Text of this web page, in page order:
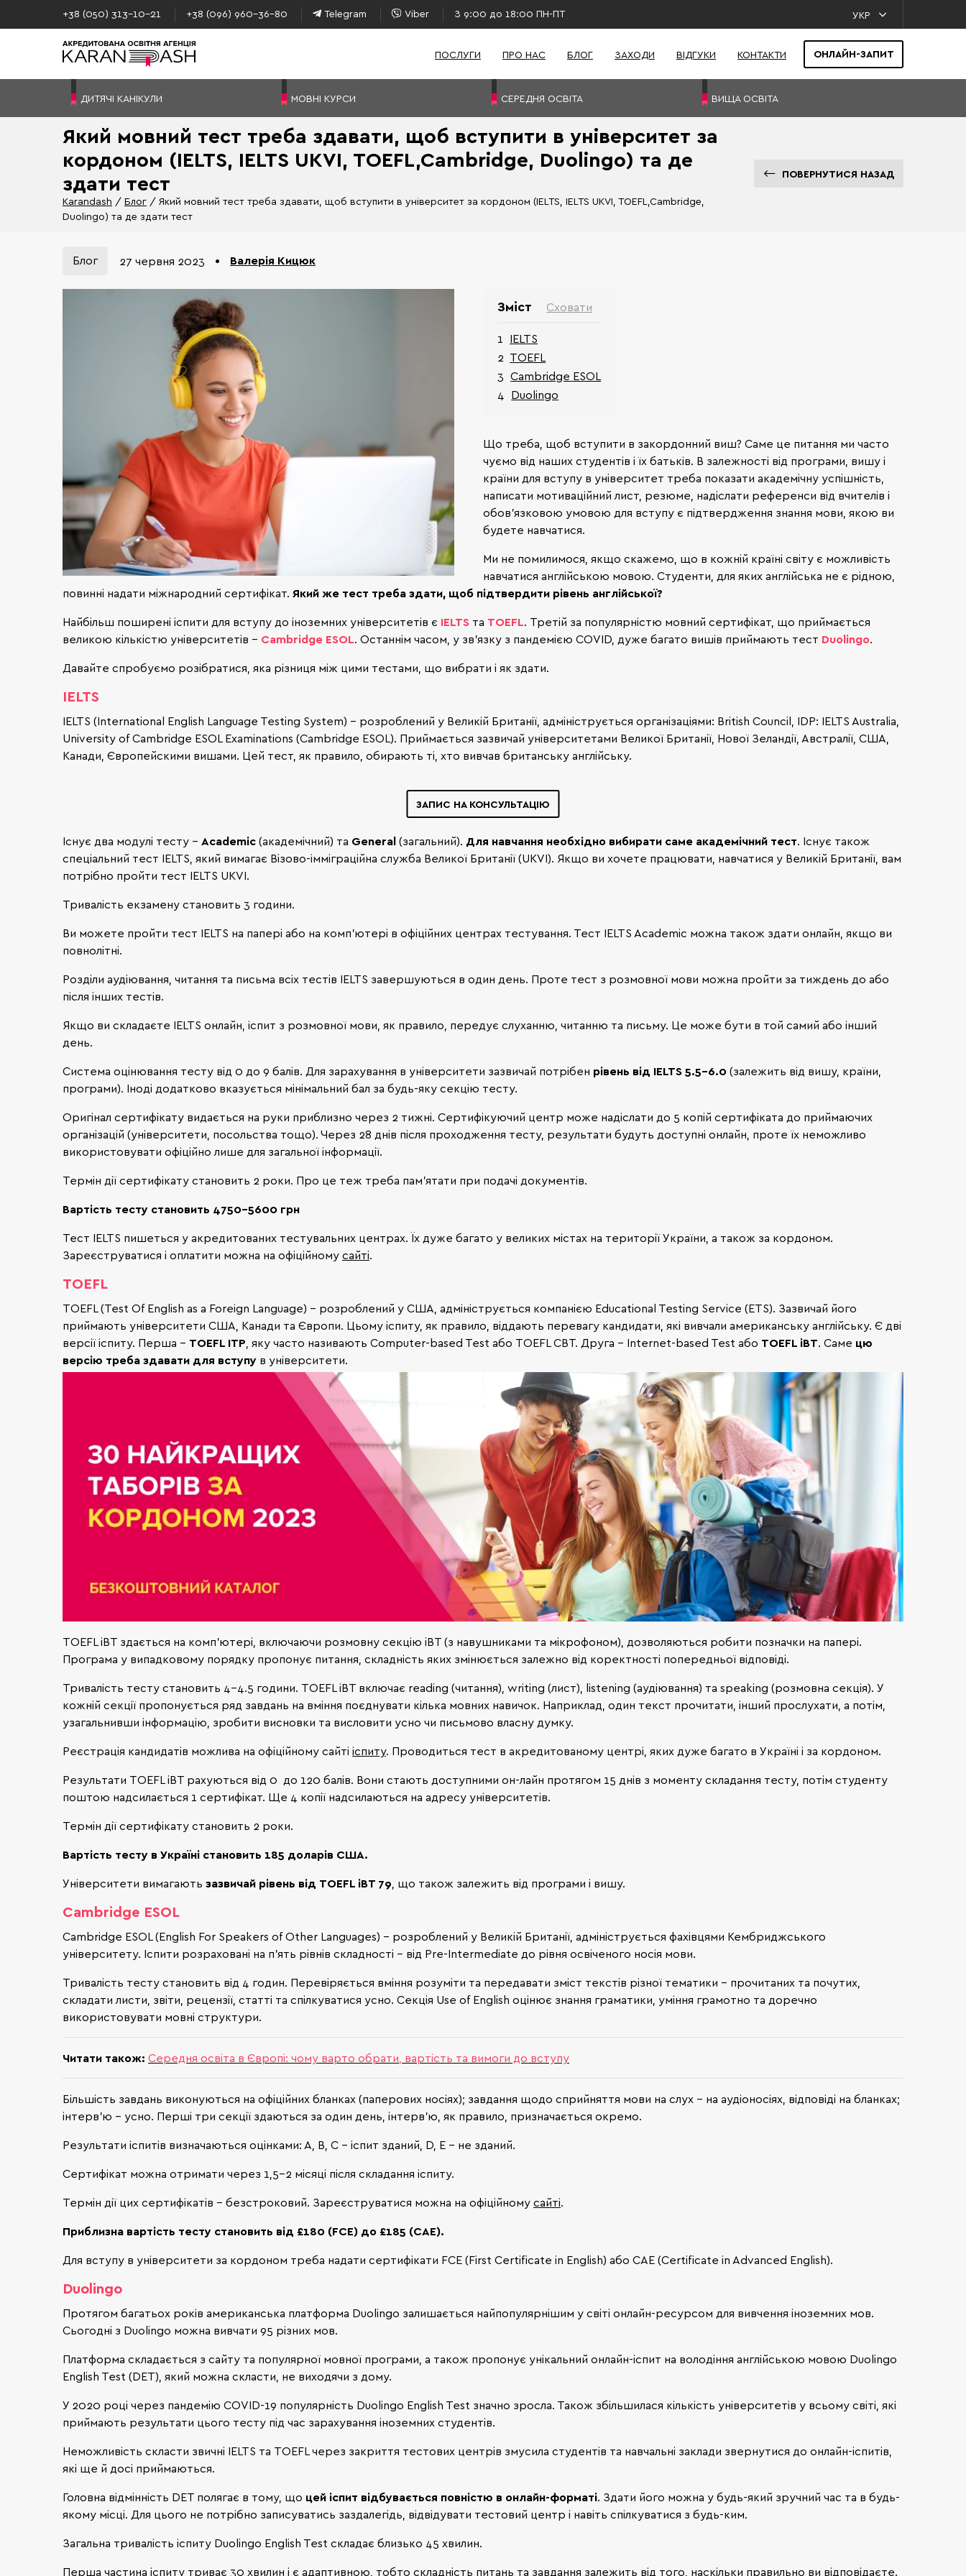
+38 (050) 313–10-21 +38 (096) 960–36-80 Telegram Viber З 9:00 до 18:00 ПН-ПТ УКР
ПОСЛУГИ ПРО НАС БЛОГ ЗАХОДИ ВІДГУКИ КОНТАКТИ ОНЛАЙН-ЗАПИТ
ДИТЯЧІ КАНІКУЛИ МОВНІ КУРСИ СЕРЕДНЯ ОСВІТА ВИЩА ОСВІТА
Який мовний тест треба здавати, щоб вступити в університет за
кордоном (IELTS, IELTS UKVI, TOEFL,Cambridge, Duolingo) та де
здати тест
Karandash Блог
Який мовний тест треба здавати, щоб вступити в університет за кордоном (IELTS, IELTS UKVI, TOEFL,Cambridge,
Duolingo) та де здати тест
ПОВЕРНУТИСЯ НАЗАД
Блог 27 червня 2023 • Валерія Кицюк
Зміст Сховати
IELTS
TOEFL
Cambridge ESOL
Duolingo
Що треба, щоб вступити в закордонний виш? Саме це питання ми часто
чуємо від наших студентів і їх батьків. В залежності від програми, вишу і
країни для вступу в університет треба показати академічну успішність,
написати мотиваційний лист, резюме, надіслати референси від вчителів і
обов’язковою умовою для вступу є підтвердження знання мови, якою ви
будете навчатися.
Ми не помилимося, якщо скажемо, що в кожній країні світу є можливість
навчатися англійською мовою. Студенти, для яких англійська не є рідною,
повинні надати міжнародний сертифікат. Який же тест треба здати, щоб підтвердити рівень англійської?
Найбільш поширені іспити для вступу до іноземних університетів є IELTS та TOEFL. Третій за популярністю мовний сертифікат, що приймається
великою кількістю університетів - Cambridge ESOL. Останнім часом, у зв’язку з пандемією COVID, дуже багато вишів приймають тест Duolingo.
Давайте спробуємо розібратися, яка різниця між цими тестами, що вибрати і як здати.
IELTS
IELTS (International English Language Testing System) – розроблений у Великій Британії, адмініструється організаціями: British Council, IDP: IELTS Australia,
University of Cambridge ESOL Examinations (Cambridge ESOL). Приймається зазвичай університетами Великої Британії, Нової Зеландії, Австралії, США,
Канади, Європейскими вишами. Цей тест, як правило, обирають ті, хто вивчав британську англійську.
ЗАПИС НА КОНСУЛЬТАЦІЮ
Існує два модулі тесту - Academic (академічний) та General (загальний). Для навчання необхідно вибирати саме академічний тест. Існує також
спеціальний тест IELTS, який вимагає Візово-імміграційна служба Великої Британії (UKVI). Якщо ви хочете працювати, навчатися у Великій Британії, вам
потрібно пройти тест IELTS UKVI.
Тривалість екзамену становить 3 години.
Ви можете пройти тест IELTS на папері або на комп’ютері в офіційних центрах тестування. Тест IELTS Academic можна також здати онлайн, якщо ви
повнолітні.
Розділи аудіювання, читання та письма всіх тестів IELTS завершуються в один день. Проте тест з розмовної мови можна пройти за тиждень до або
після інших тестів.
Якщо ви складаєте IELTS онлайн, іспит з розмовної мови, як правило, передує слуханню, читанню та письму. Це може бути в той самий або інший
день.
Система оцінювання тесту від 0 до 9 балів. Для зарахування в університети зазвичай потрібен рівень від IELTS 5.5-6.0 (залежить від вишу, країни,
програми). Іноді додатково вказується мінімальний бал за будь-яку секцію тесту.
Оригінал сертифікату видається на руки приблизно через 2 тижні. Сертифікуючий центр може надіслати до 5 копій сертифіката до приймаючих
організацій (університети, посольства тощо). Через 28 днів після проходження тесту, результати будуть доступні онлайн, проте їх неможливо
використовувати офіційно лише для загальної інформації.
Термін дії сертифікату становить 2 роки. Про це теж треба пам’ятати при подачі документів.
Вартість тесту становить 4750-5600 грн
Тест IELTS пишеться у акредитованих тестувальних центрах. Їх дуже багато у великих містах на території України, а також за кордоном.
Зареєструватися і оплатити можна на офіційному сайті.
TOEFL
TOEFL (Test Of English as a Foreign Language) – розроблений у США, адмініструється компанією Educational Testing Service (ETS). Зазвичай його
приймають університети США, Канади та Європи. Цьому іспиту, як правило, віддають перевагу кандидати, які вивчали американську англійську. Є дві
версії іспиту. Перша – TOEFL ITP, яку часто називають Computer-based Test або TOEFL СBT. Друга – Internet-based Test або TOEFL iBT. Саме цю
версію треба здавати для вступу в університети.
TOEFL iBT здається на комп'ютері, включаючи розмовну секцію iBT (з навушниками та мікрофоном), дозволяються робити позначки на папері.
Програма у випадковому порядку пропонує питання, складність яких змінюється залежно від коректності попередньої відповіді.
Тривалість тесту становить 4-4.5 години. TOEFL iBT включає reading (читання), writing (лист), listening (аудіювання) та speaking (розмовна секція). У
кожній секції пропонується ряд завдань на вміння поєднувати кілька мовних навичок. Наприклад, один текст прочитати, інший прослухати, а потім,
узагальнивши інформацію, зробити висновки та висловити усно чи письмово власну думку.
Реєстрація кандидатів можлива на офіційному сайті іспиту. Проводиться тест в акредитованому центрі, яких дуже багато в Україні і за кордоном.
Результати TOEFL iBT рахуються від 0 до 120 балів. Вони стають доступними он-лайн протягом 15 днів з моменту складання тесту, потім студенту
поштою надсилається 1 сертифікат. Ще 4 копії надсилаються на адресу університетів.
Термін дії сертифікату становить 2 роки.
Вартість тесту в Україні становить 185 доларів США.
Університети вимагають зазвичай рівень від TOEFL iBT 79, що також залежить від програми і вишу.
Cambridge ESOL
Cambridge ESOL (English For Speakers of Other Languages) - розроблений у Великій Британії, адмініструється фахівцями Кембриджського
університету. Іспити розраховані на п'ять рівнів складності – від Pre-Intermediate до рівня освіченого носія мови.
Тривалість тесту становить від 4 годин. Перевіряється вміння розуміти та передавати зміст текстів різної тематики – прочитаних та почутих,
складати листи, звіти, рецензії, статті та спілкуватися усно. Секція Use of English оцінює знання граматики, уміння грамотно та доречно
використовувати мовні структури.
Читати також: Середня освіта в Європі: чому варто обрати, вартість та вимоги до вступу
Більшість завдань виконуються на офіційних бланках (паперових носіях); завдання щодо сприйняття мови на слух – на аудіоносіях, відповіді на бланках;
інтерв'ю – усно. Перші три секції здаються за один день, інтерв'ю, як правило, призначається окремо.
Результати іспитів визначаються оцінками: А, В, С – іспит зданий, D, E – не зданий.
Сертифікат можна отримати через 1,5-2 місяці після складання іспиту.
Термін дії цих сертифікатів - безстроковий. Зареєструватися можна на офіційному сайті.
Приблизна вартість тесту становить від £180 (FCE) до £185 (CAE).
Для вступу в університети за кордоном треба надати сертифікати FCE (First Certificate in English) або CAE (Certificate in Advanced English).
Duolingo
Протягом багатьох років американська платформа Duolingo залишається найпопулярнішим у світі онлайн-ресурсом для вивчення іноземних мов.
Сьогодні з Duolingo можна вивчати 95 різних мов.
Платформа складається з сайту та популярної мовної програми, а також пропонує унікальний онлайн-іспит на володіння англійською мовою Duolingo
English Test (DET), який можна скласти, не виходячи з дому.
У 2020 році через пандемію COVID-19 популярність Duolingo English Test значно зросла. Також збільшилася кількість університетів у всьому світі, які
приймають результати цього тесту під час зарахування іноземних студентів.
Неможливість скласти звичні IELTS та TOEFL через закриття тестових центрів змусила студентів та навчальні заклади звернутися до онлайн-іспитів,
які ще й досі приймаються.
Головна відмінність DET полягає в тому, що цей іспит відбувається повністю в онлайн-форматі. Здати його можна у будь-який зручний час та в будь-
якому місці. Для цього не потрібно записуватись заздалегідь, відвідувати тестовий центр і навіть спілкуватися з будь-ким.
Загальна тривалість іспиту Duolingo English Test складає близько 45 хвилин.
Перша частина іспиту триває 30 хвилин і є адаптивною, тобто складність питань та завдання залежить від того, наскільки правильно ви відповідаєте.